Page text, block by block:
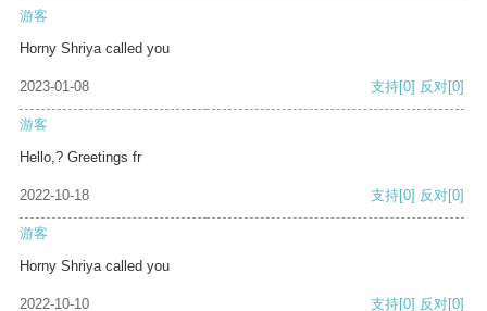
游客
Horny Shriya called you
2023-01-08 支持[0] 反对[0]
游客
Hello,? Greetings fr
2022-10-18 支持[0] 反对[0]
游客
Horny Shriya called you
2022-10-10 支持[0] 反对[0]